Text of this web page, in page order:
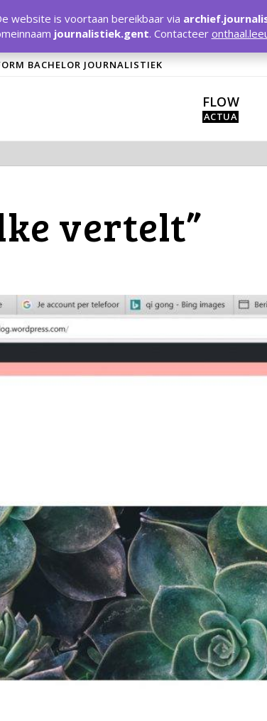
BACHELOR JOURNALISTIEK
FLOW
vertelt”
website is voortaan bereikbaar via
journalistiek.gent. Contacteer